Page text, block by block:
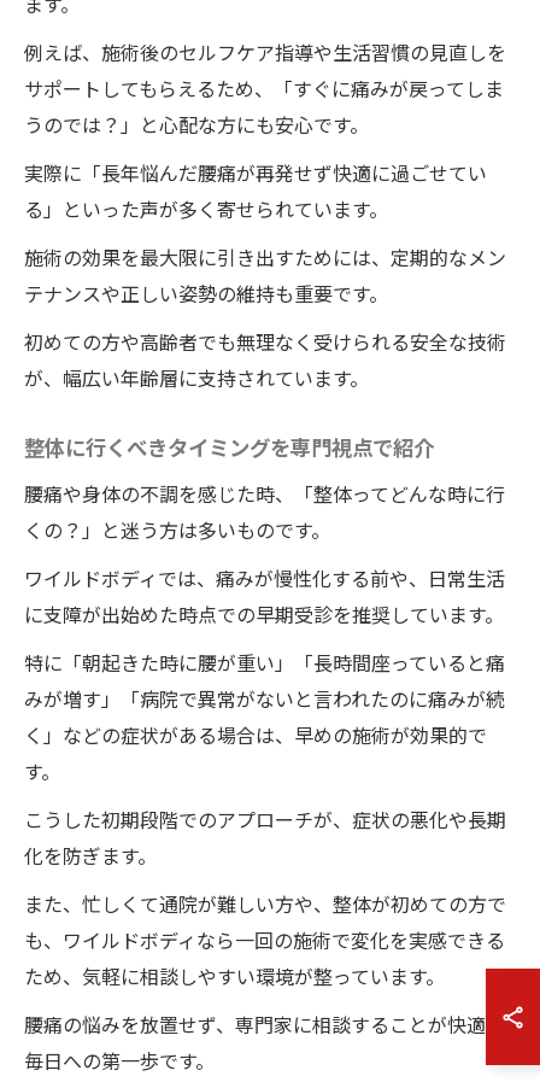
例えば、施術後のセルフケア指導や生活習慣の見直しを
サポートしてもらえるため、「すぐに痛みが戻ってしま
うのでは？」と心配な方にも安心です。
実際に「長年悩んだ腰痛が再発せず快適に過ごせてい
る」といった声が多く寄せられています。
施術の効果を最大限に引き出すためには、定期的なメン
テナンスや正しい姿勢の維持も重要です。
初めての方や高齢者でも無理なく受けられる安全な技術
が、幅広い年齢層に支持されています。
整体に行くべきタイミングを専門視点で紹介
腰痛や身体の不調を感じた時、「整体ってどんな時に行
くの？」と迷う方は多いものです。
ワイルドボディでは、痛みが慢性化する前や、日常生活
に支障が出始めた時点での早期受診を推奨しています。
特に「朝起きた時に腰が重い」「長時間座っていると痛
みが増す」「病院で異常がないと言われたのに痛みが続
く」などの症状がある場合は、早めの施術が効果的で
す。
こうした初期段階でのアプローチが、症状の悪化や長期
化を防ぎます。
また、忙しくて通院が難しい方や、整体が初めての方で
も、ワイルドボディなら一回の施術で変化を実感できる
ため、気軽に相談しやすい環境が整っています。
腰痛の悩みを放置せず、専門家に相談することが快適な
毎日への第一歩です。